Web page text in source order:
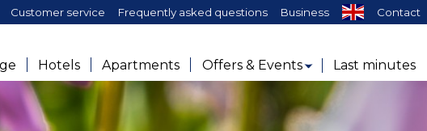
Customer service Frequently asked questions Business Contact
Hotels Apartments Offers & Events Last minutes